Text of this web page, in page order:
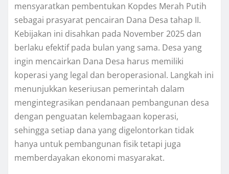
mensyaratkan pembentukan Kopdes Merah Putih
sebagai prasyarat pencairan Dana Desa tahap II.
Kebijakan ini disahkan pada November 2025 dan
berlaku efektif pada bulan yang sama. Desa yang
ingin mencairkan Dana Desa harus memiliki
koperasi yang legal dan beroperasional. Langkah ini
menunjukkan keseriusan pemerintah dalam
mengintegrasikan pendanaan pembangunan desa
dengan penguatan kelembagaan koperasi,
sehingga setiap dana yang digelontorkan tidak
hanya untuk pembangunan fisik tetapi juga
memberdayakan ekonomi masyarakat.